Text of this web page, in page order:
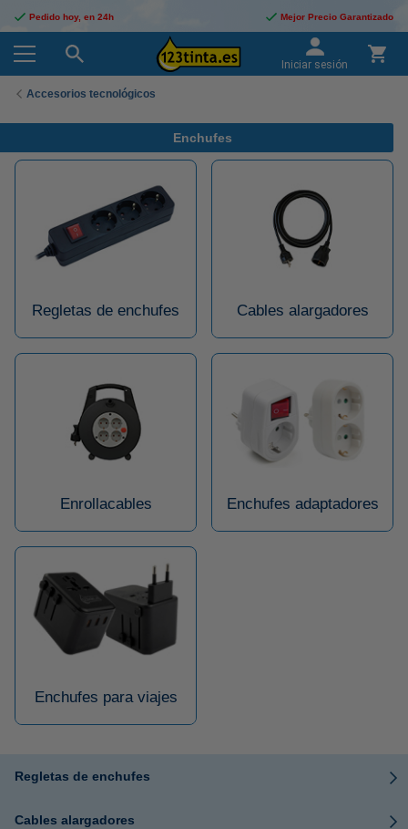
Pedido hoy, en 24h Mejor Precio Garantizado
Iniciar sesión
Accesorios tecnológicos
Enchufes
Regletas de enchufes Cables alargadores
Enrollacables Enchufes adaptadores
Enchufes para viajes
Regletas de enchufes
Cables alargadores